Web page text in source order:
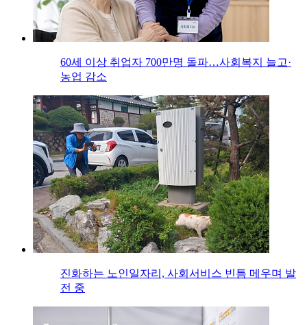
60세 이상 취업자 700만명 돌파…사회복지 늘고·
농업 감소
진화하는 노인일자리, 사회서비스 빈틈 메우며 발
전 중